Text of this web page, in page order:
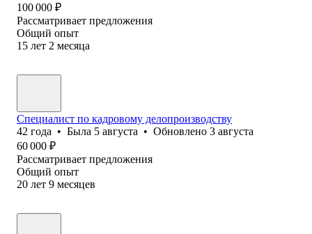
100 000 ₽
Рассматривает предложения
Общий опыт
15 лет 2 месяца
Специалист по кадровому делопроизводству
42 года • Была 5 августа • Обновлено 3 августа
60 000 ₽
Рассматривает предложения
Общий опыт
20 лет 9 месяцев